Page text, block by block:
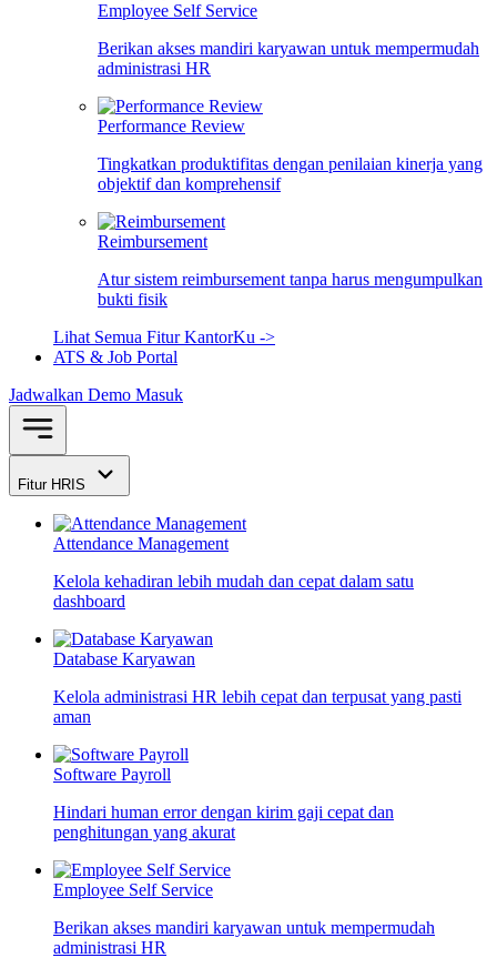
Employee Self Service
Berikan akses mandiri karyawan untuk mempermudah
administrasi HR
Performance Review
Tingkatkan produktifitas dengan penilaian kinerja yang
objektif dan komprehensif
Reimbursement
Atur sistem reimbursement tanpa harus mengumpulkan
bukti fisik
Lihat Semua Fitur KantorKu ->
ATS & Job Portal
Jadwalkan Demo Masuk
Fitur HRIS
Attendance Management
Kelola kehadiran lebih mudah dan cepat dalam satu
dashboard
Database Karyawan
Kelola administrasi HR lebih cepat dan terpusat yang pasti
aman
Software Payroll
Hindari human error dengan kirim gaji cepat dan
penghitungan yang akurat
Employee Self Service
Berikan akses mandiri karyawan untuk mempermudah
administrasi HR